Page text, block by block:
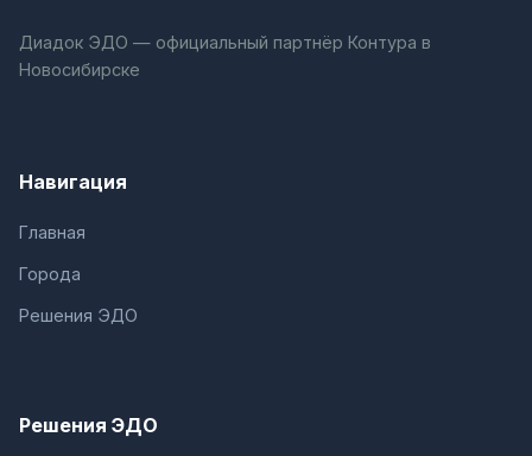
Диадок ЭДО — официальный партнёр Контура в
Новосибирске
Навигация
Главная
Города
Решения ЭДО
Решения ЭДО